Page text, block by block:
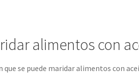
alimentos con
que se puede maridar alimentos con